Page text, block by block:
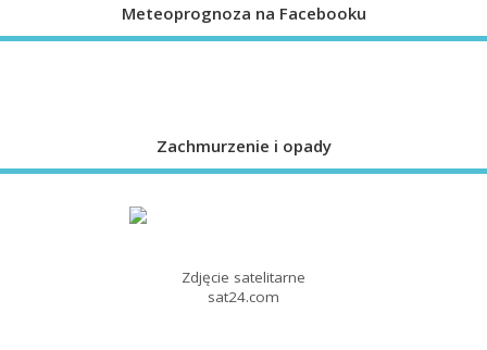
Meteoprognoza na Facebooku
Zachmurzenie i opady
Zdjęcie satelitarne
sat24.com